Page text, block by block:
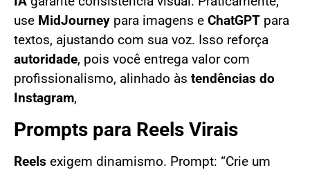
use MidJourney para imagens e ChatGPT para
textos, ajustando com sua voz. Isso reforça
autoridade, pois você entrega valor com
profissionalismo, alinhado às tendências do
Instagram,
Prompts para Reels Virais
Reels exigem dinamismo. Prompt: “Crie um